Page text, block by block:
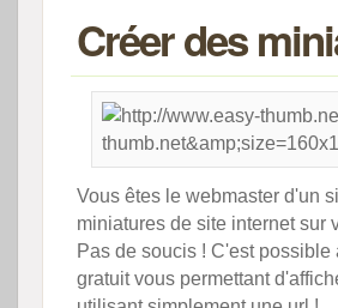
Créer des
Vous êtes le webmaster d'un
miniatures de site internet sur
Pas de soucis ! C'est possible
gratuit vous permettant